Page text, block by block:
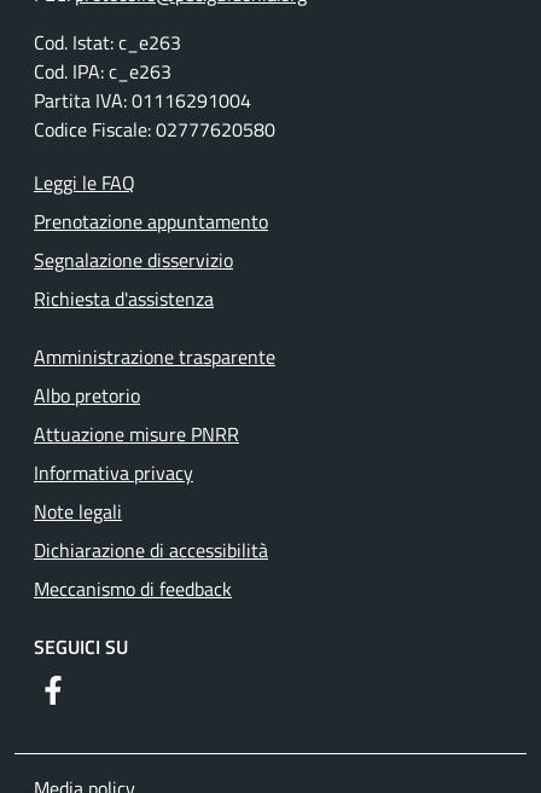
Cod. Istat: c_e263
Cod. IPA: c_e263
Partita IVA: 01116291004
Codice Fiscale: 02777620580
Leggi le FAQ
Prenotazione appuntamento
Segnalazione disservizio
Richiesta d'assistenza
Amministrazione trasparente
Albo pretorio
Attuazione misure PNRR
Informativa privacy
Note legali
Dichiarazione di accessibilità
Meccanismo di feedback
SEGUICI SU